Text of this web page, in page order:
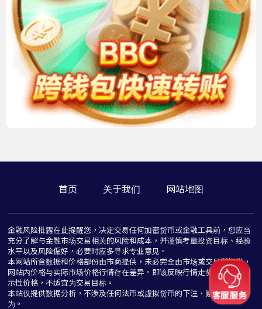
首页 关于我们 网站地图
金融风险批露在此提醒您，决定交易任何加密货币或金融工具前，您应当
充分了解与金融市场交易相关的风险和成本，并谨慎考量投资目标、经验
水平以及风险偏好，必要时应多寻求专业意见。
本网站所含数据和价格部份由市商提供，未必完全由市场或交易所提供，
网站内价格与实际市场价格行情存在差异。即该反映行情走势价格仅为指
示性价格，不适宜为交易目标。
本站仅提供数据分析，不涉及任何法币或虚拟货币的下注、赌博与推介行
为。